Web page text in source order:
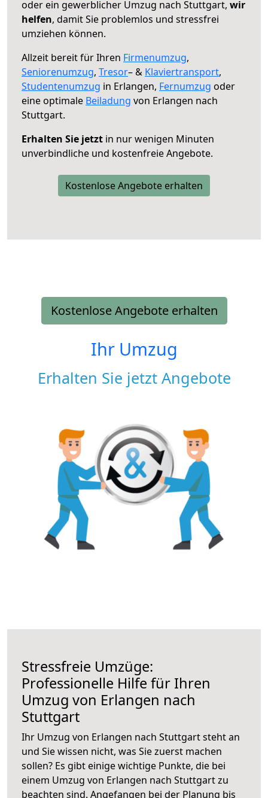
oder ein gewerblicher Umzug nach Stuttgart, wir
helfen, damit Sie problemlos und stressfrei
umziehen können.
Allzeit bereit für Ihren Firmenumzug,
Seniorenumzug, Tresor– & Klaviertransport,
Studentenumzug in Erlangen, Fernumzug oder
eine optimale Beiladung von Erlangen nach
Stuttgart.
Erhalten Sie jetzt in nur wenigen Minuten
unverbindliche und kostenfreie Angebote.
Kostenlose Angebote erhalten
Kostenlose Angebote erhalten
Ihr Umzug
Erhalten Sie jetzt Angebote
Stressfreie Umzüge:
Professionelle Hilfe für Ihren
Umzug von Erlangen nach
Stuttgart
Ihr Umzug von Erlangen nach Stuttgart steht an
und Sie wissen nicht, was Sie zuerst machen
sollen? Es gibt einige wichtige Punkte, die bei
einem Umzug von Erlangen nach Stuttgart zu
beachten sind. Angefangen bei der Planung bis